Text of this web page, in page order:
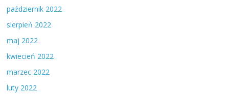
październik 2022
sierpień 2022
maj 2022
kwiecień 2022
marzec 2022
luty 2022